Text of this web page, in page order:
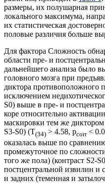
размеры, их полушарная
локального максимума,
их статистическая
половые различия больше
Для фактора Сложность
области пре- и
дальнейшего анализа было
головного мозга при
диктора противоположного
исключением
S0) выше в пре- и
коре относительно
маскировки тем же диктором
S3-S0) (T(34) > 4.58, pсorr<
оказалась выше по
промежуточное по
того же пола) (контраст S2-
постцентральной извилин и
и задних (теменная и